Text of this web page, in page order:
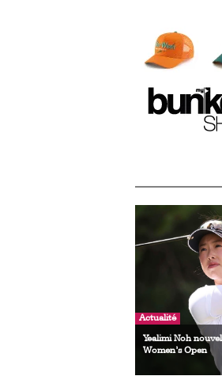
Actualité
Yealimi Noh
Women’s Open